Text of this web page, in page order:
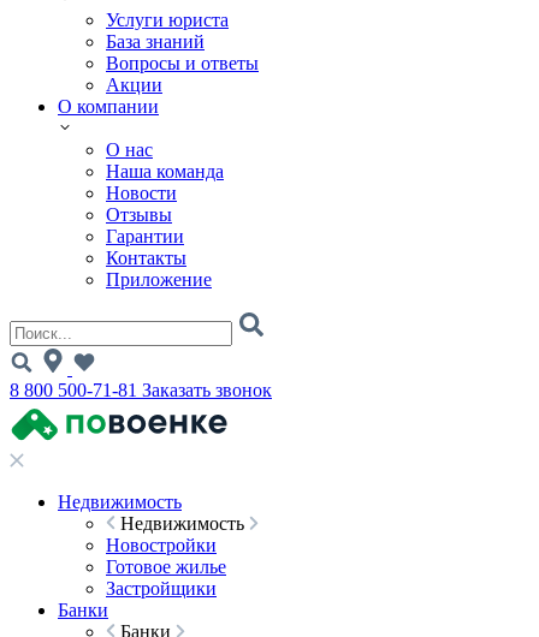
Услуги юриста
База знаний
Вопросы и ответы
Акции
О компании
О нас
Наша команда
Новости
Отзывы
Гарантии
Контакты
Приложение
8 800 500-71-81 Заказать звонок
Недвижимость
Недвижимость
Новостройки
Готовое жилье
Застройщики
Банки
Банки